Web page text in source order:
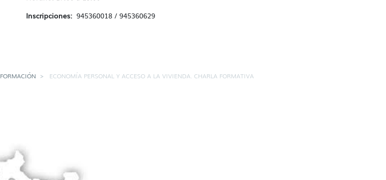
Inscripciones:945360018 / 945360629
FORMACIÓN ECONOMÍA PERSONAL Y ACCESO A LA VIVIENDA. CHARLA FORMATIVA